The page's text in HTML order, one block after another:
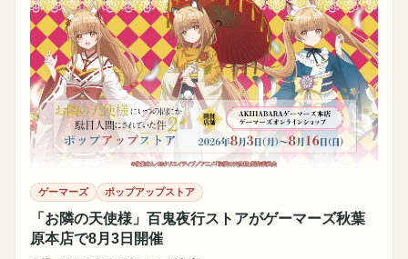
ゲーマーズ ポップアップストア
「お隣の天使様」百鬼夜行ストアがゲーマーズ秋葉
原本店で8月3日開催